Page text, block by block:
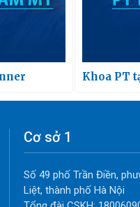
Khoa PT
Cơ sở 1
Số 49 phố Trần Điền,
Liệt, thành phố Hà Nội